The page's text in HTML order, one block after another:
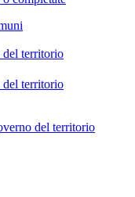
del territorio
del territorio
del territorio